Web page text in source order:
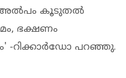
അല്‍പം കൂടുതല്‍
ഭക്ഷണം
-റിക്കാര്‍ഡോ പറഞ്ഞു.